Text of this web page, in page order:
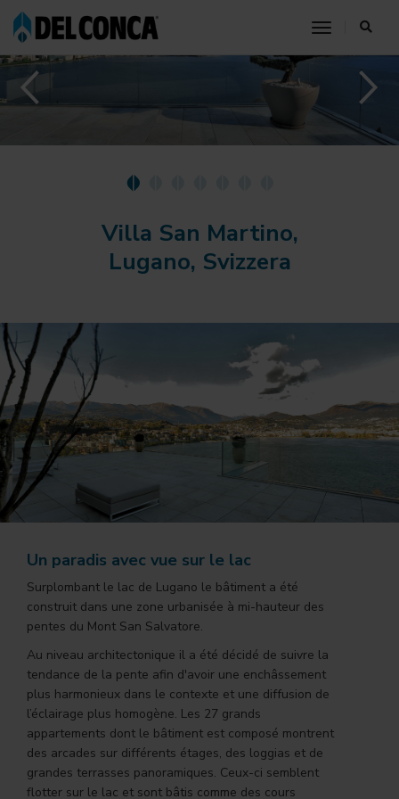
toggle
Villa San Martino,
Lugano, Svizzera
Un paradis avec vue sur le lac
Surplombant le lac de Lugano le bâtiment a été
construit dans une zone urbanisée à mi-hauteur des
pentes du Mont San Salvatore.
Au niveau architectonique il a été décidé de suivre la
tendance de la pente afin d'avoir une enchâssement
plus harmonieux dans le contexte et une diffusion de
l’éclairage plus homogène. Les 27 grands
appartements dont le bâtiment est composé montrent
des arcades sur différents étages, des loggias et de
grandes terrasses panoramiques. Ceux-ci semblent
flotter sur le lac et sont bâtis comme des cours